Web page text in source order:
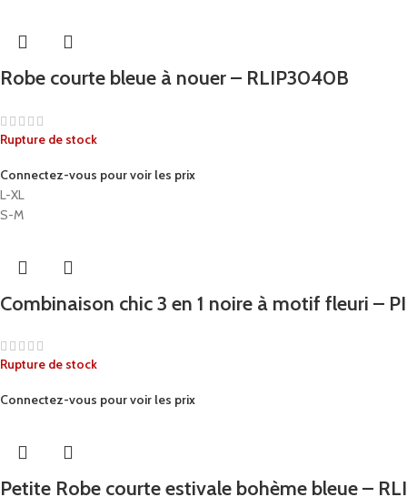
Robe courte bleue à nouer – RLIP3040B
Rupture de stock
Connectez-vous pour voir les prix
L-XL
S-M
Combinaison chic 3 en 1 noire à motif fleuri –
Rupture de stock
Connectez-vous pour voir les prix
Petite Robe courte estivale bohème bleue –